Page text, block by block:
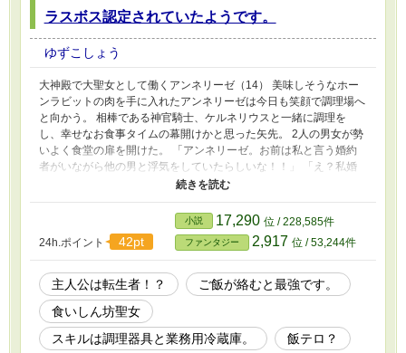
ラスボス認定されていたようです。
ゆずこしょう
大神殿で大聖女として働くアンネリーゼ（14） 美味しそうなホー
ンラビットの肉を手に入れたアンネリーゼは今日も笑顔で調理場へ
と向かう。 相棒である神官騎士、ケルネリウスと一緒に調理を
し、幸せなお食事タイムの幕開けかと思った矢先。 2人の男女が勢
いよく食堂の扉を開けた。 「アンネリーゼ。お前は私と言う婚約
者がいながら他の男と浮気をしていたらしいな！！」 「え？私婚
約者なんて居ないはずですが？」 いつの間にか婚約者ができてい
婚約は破棄させてもらおう。そして、お前を最北端の領地プロセル
ピナ神殿の配属、アウローラ大神殿の大聖女はレリア・ゴモリーと
する。もちろん私の今後の婚約者もレリアだ。お前のような女、と
っとと消えてしまえ。」 その言葉を聞いた瞬間、アンネリーゼは
いつの間にか婚約していていつの間にか婚約破棄されたという訳の
分からない事実だけが残った。 が…アンネリーゼはそんなこと気
にしない。 「王都から出れるなんてラッキーじゃない。プロセル
ピナ神殿の周りは強い魔物が多いと聞くし、ふふふ…美味しいもの
食べられると思うだけでヨダレが止まらないわ！！」 ＊＊＊＊＊
24h.ポイント 42pt
小説 17,290 位 / 228,585件
ファンタジー 2,917 位 / 53,244件
主人公は転生者！？
ご飯が絡むと最強です。
食いしん坊聖女
スキルは調理器具と業務用冷蔵庫。
飯テロ？